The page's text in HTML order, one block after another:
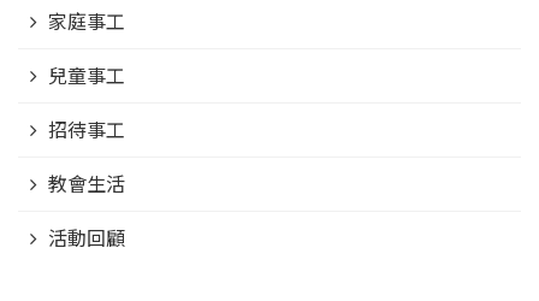
家庭事工
兒童事工
招待事工
教會生活
活動回顧